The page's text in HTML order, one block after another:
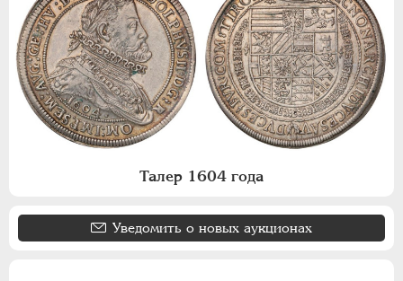
Талер 1604 года
Уведомить о новых аукционах